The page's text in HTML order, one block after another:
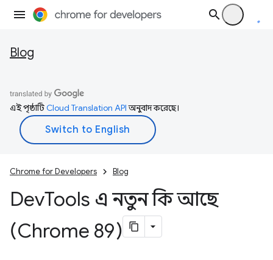
Blog
এই পৃষ্ঠাটিCloud Translation APIঅনুবাদ করেছে।
Chrome for Developers Blog
DevTools এ নতুন কি আছে
(Chrome 89)